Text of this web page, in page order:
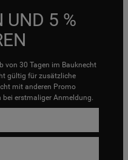
UND 5 %
von 30 Tagen im Bauknecht
gültig für zusätzliche
mit anderen Promo
erstmaliger Anmeldung.